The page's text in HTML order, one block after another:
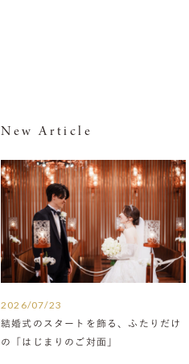
New Article
2026/07/23
結婚式のスタートを飾る、ふたりだけ
の「はじまりのご対面」